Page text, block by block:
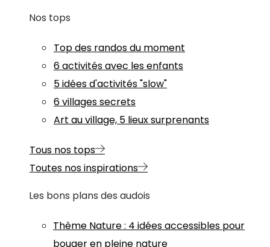
Nos tops
Top des randos du moment
6 activités avec les enfants
5 idées d'activités "slow"
6 villages secrets
Art au village, 5 lieux surprenants
Tous nos tops
Toutes nos inspirations
Les bons plans des audois
Thème Nature: 4 idées accessibles pour
bouger en pleine nature